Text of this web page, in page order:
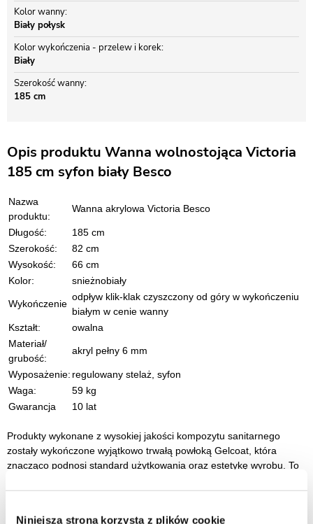
Niniejsza strona korzysta z plików cookie
Kolor wanny
Biały połysk
Kolor wykończenia - przelew i korek
Biały
Szerokość wanny
185 cm
Opis produktu Wanna wolnostojąca Victoria
185 cm syfon biały Besco
Nazwa
produktu:
Wanna akrylowa Victoria Besco
Długość:
185 cm
Szerokość:
82 cm
Wysokość:
66 cm
Kolor:
snieżnobiały
Wykończenie
odpływ klik-klak czyszczony od góry w wykończeniu
białym w cenie wanny
Kształt:
owalna
Materiał/
grubość:
akryl pełny 6 mm
Wyposażenie: regulowany stelaż, syfon
Waga:
59 kg
Gwarancja
10 lat
Produkty wykonane z wysokiej jakości kompozytu sanitarnego
zostały wykończone wyjątkowo trwałą powłoką Gelcoat, która
znacząco podnosi standard użytkowania oraz estetykę wyrobu. To
Besco zachowują swój nienaganny wygląd nawet przy